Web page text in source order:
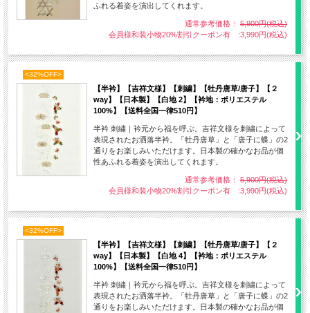
橘
ふれる着姿を演出してくれます。
通常参考価格： 5,900円(税込)
会員様和装小物20%割引クーポン有 :3,990円(税込)
<32%OFF>
【半衿】【吉祥文様】【刺繍】【牡丹唐草/唐子】【２
way】【日本製】【白地 2】【衿地：ポリエステル
100%】【送料全国一律510円】
半衿 刺繍｜衿元から福を呼ぶ。吉祥文様を刺繍によって
表現されたお洒落半衿。「牡丹唐草」と「唐子に蝶」の2
通りをお楽しみいただけます。日本製の確かなお品が個
性あふれる着姿を演出してくれます。
通常参考価格： 5,900円(税込)
会員様和装小物20%割引クーポン有 :3,990円(税込)
<32%OFF>
【半衿】【吉祥文様】【刺繍】【牡丹唐草/唐子】【２
way】【日本製】【白地 4】【衿地：ポリエステル
100%】【送料全国一律510円】
半衿 刺繍｜衿元から福を呼ぶ。吉祥文様を刺繍によって
表現されたお洒落半衿。「牡丹唐草」と「唐子に蝶」の2
通りをお楽しみいただけます。日本製の確かなお品が個